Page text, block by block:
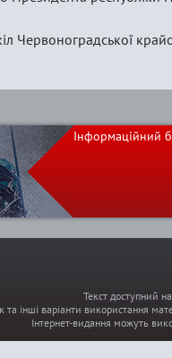
Червоноградської
Інформаційний
Текст доступний
та інші варіанти використання
Інтернет-видання можуть